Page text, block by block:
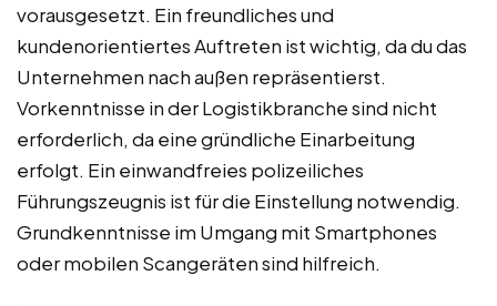
vorausgesetzt. Ein freundliches und
kundenorientiertes Auftreten ist wichtig, da du das
Unternehmen nach außen repräsentierst.
Vorkenntnisse in der Logistikbranche sind nicht
erforderlich, da eine gründliche Einarbeitung
erfolgt. Ein einwandfreies polizeiliches
Führungszeugnis ist für die Einstellung notwendig.
Grundkenntnisse im Umgang mit Smartphones
oder mobilen Scangeräten sind hilfreich.